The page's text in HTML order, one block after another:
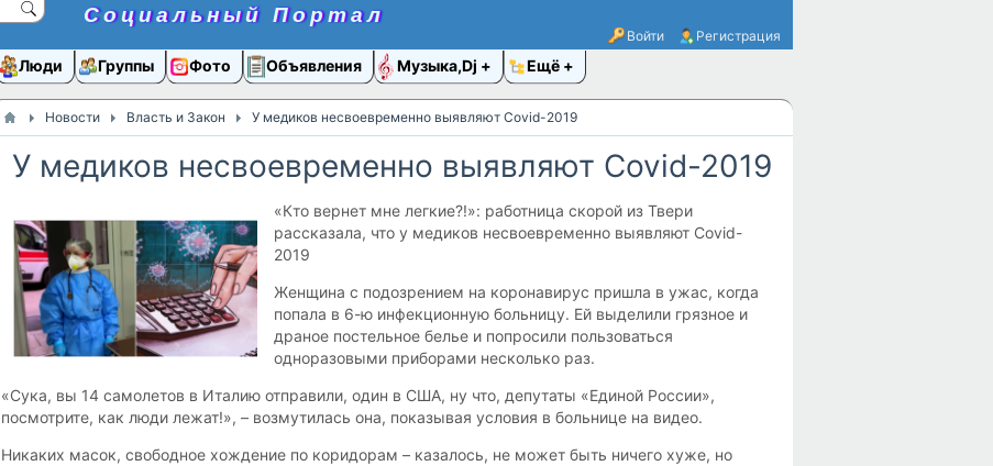
Социальный Портал
Войти Регистрация
Люди Группы Фото Объявления Музыка,Dj Ещё
Новости Власть и Закон У медиков несвоевременно выявляют Covid-2019
У медиков несвоевременно выявляют Covid-2019
«Кто вернет мне легкие?!»: работница скорой из Твери
рассказала, что у медиков несвоевременно выявляют Covid-
2019
Женщина с подозрением на коронавирус пришла в ужас, когда
попала в 6-ю инфекционную больницу. Ей выделили грязное и
драное постельное белье и попросили пользоваться
одноразовыми приборами несколько раз.
«Сука, вы 14 самолетов в Италию отправили, один в США, ну что, депутаты «Единой России»,
посмотрите, как люди лежат!», – возмутилась она, показывая условия в больнице на видео.
Никаких масок, свободное хождение по коридорам – казалось, не может быть ничего хуже, но